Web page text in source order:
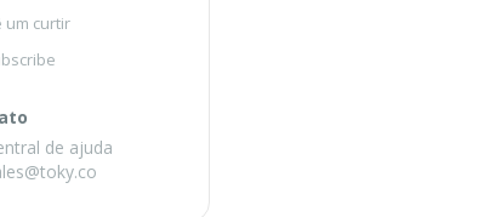
um curtir
de ajuda